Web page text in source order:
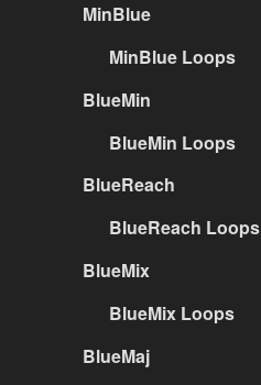
MinBlue
MinBlue Loops
BlueMin
BlueMin Loops
BlueReach
BlueReach Loops
BlueMix
BlueMix Loops
BlueMaj